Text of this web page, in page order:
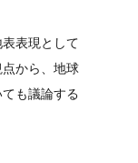
表現として
から、地球
も議論する